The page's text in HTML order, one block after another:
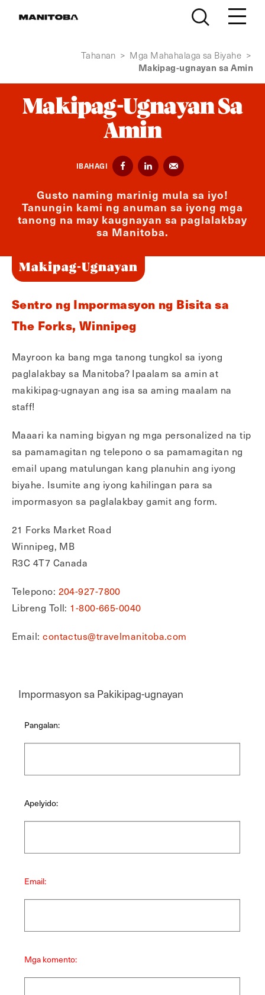
Tahanan > Mga Mahahalaga sa Biyahe >
Makipag-ugnayan sa Amin
Makipag-Ugnayan Sa
Amin
IBAHAGI
Gusto naming marinig mula sa iyo!
Tanungin kami ng anuman sa iyong mga
tanong na may kaugnayan sa paglalakbay
sa Manitoba.
Makipag-Ugnayan
Sentro ng Impormasyon ng Bisita sa
The Forks, Winnipeg
Mayroon ka bang mga tanong tungkol sa iyong
paglalakbay sa Manitoba? Ipaalam sa amin at
makikipag-ugnayan ang isa sa aming maalam na
staff!
Maaari ka naming bigyan ng mga personalized na tip
sa pamamagitan ng telepono o sa pamamagitan ng
email upang matulungan kang planuhin ang iyong
biyahe. Isumite ang iyong kahilingan para sa
impormasyon sa paglalakbay gamit ang form.
21 Forks Market Road
Winnipeg, MB
R3C 4T7 Canada
Telepono: 204-927-7800
Libreng Toll: 1-800-665-0040
Email:contactus@travelmanitoba.com
Impormasyon sa Pakikipag-ugnayan
Pangalan:
Apelyido:
Email:
Mga komento: